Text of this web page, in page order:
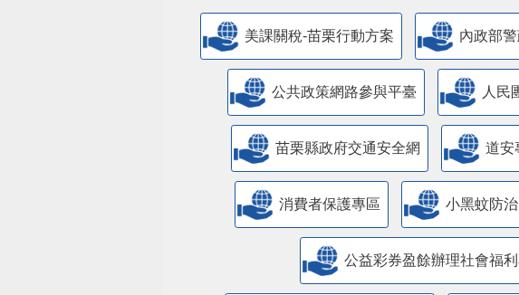
美課關稅-苗栗行動方案 內政部警
公共政策網路參與平臺 人民
苗栗縣政府交通安全網 道安
消費者保護專區 小黑蚊防
公益彩券盈餘辦理社會福